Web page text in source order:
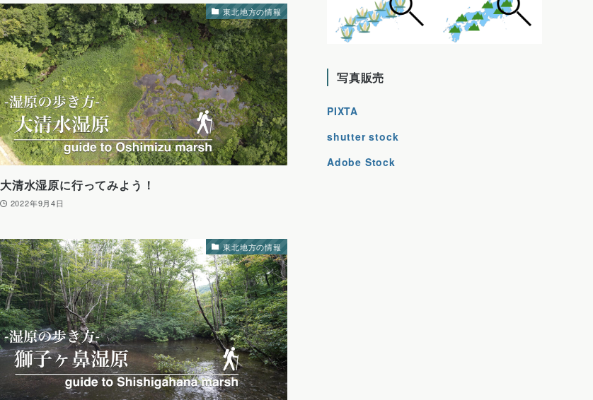
東北地方の情報
大清水湿原に行ってみよう！
2022年9月4日
東北地方の情報
写真販売
PIXTA
shutter stock
Adobe Stock